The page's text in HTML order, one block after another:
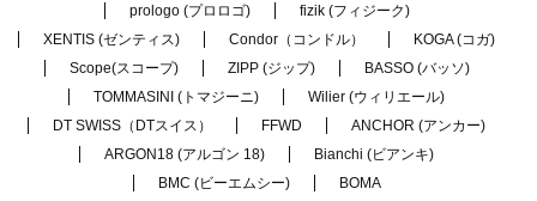
prologo (プロロゴ)
fizik (フィジーク)
XENTIS (ゼンティス)
Condor（コンドル）
KOGA (コガ)
Scope(スコープ)
ZIPP (ジップ)
BASSO (バッソ)
TOMMASINI (トマジーニ)
Wilier (ウィリエール)
DT SWISS（DTスイス）
FFWD
ANCHOR (アンカー)
ARGON18 (アルゴン 18)
Bianchi (ビアンキ)
BMC (ビーエムシー)
BOMA